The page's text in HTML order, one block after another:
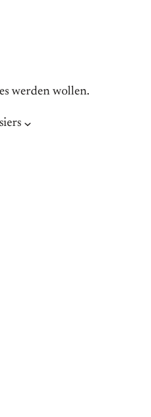
werden wollen.